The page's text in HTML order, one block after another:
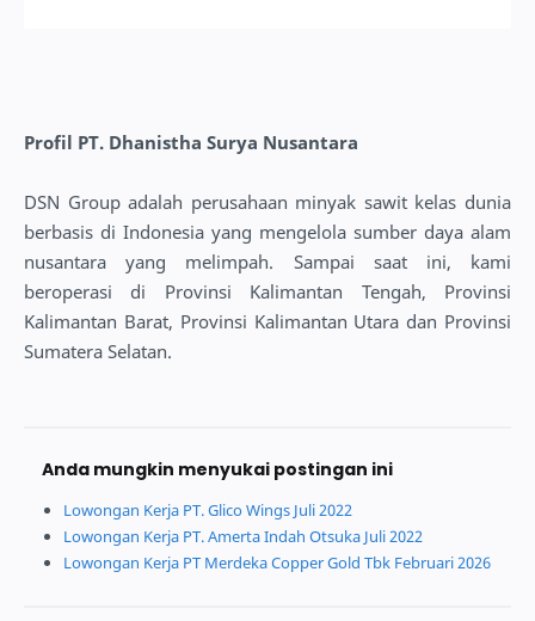
Profil PT. Dhanistha Surya Nusantara
DSN Group adalah perusahaan minyak sawit kelas dunia
berbasis di Indonesia yang mengelola sumber daya alam
nusantara yang melimpah. Sampai saat ini, kami
beroperasi di Provinsi Kalimantan Tengah, Provinsi
Kalimantan Barat, Provinsi Kalimantan Utara dan Provinsi
Sumatera Selatan.
Anda mungkin menyukai postingan ini
Lowongan Kerja PT. Glico Wings Juli 2022
Lowongan Kerja PT. Amerta Indah Otsuka Juli 2022
Lowongan Kerja PT Merdeka Copper Gold Tbk Februari 2026